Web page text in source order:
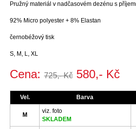
Pružný materiál v nadčasovém dezénu s
92% Micro polyester + 8% Elastan
černobéžový tisk
S, M, L, XL
Cena: 725,- Kč 580,- Kč
Vel. Barva
M
viz. foto
SKLADEM